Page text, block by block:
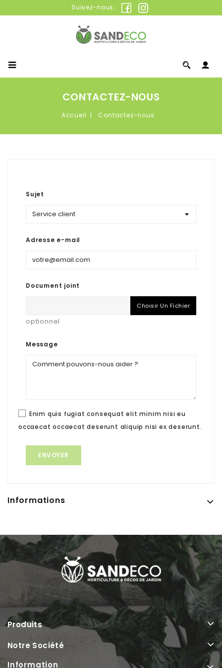
Suivez-nous :
CONTACTEZ-NOUS
Accueil Contactez-nous
Sujet
Adresse e-mail
Document joint
Choisir Un Fichier
optionnel
Message
Enim quis fugiat consequat elit minim nisi eu
occaecat occaecat deserunt aliquip nisi ex deserunt.
Informations
Produits
Notre Société
Information